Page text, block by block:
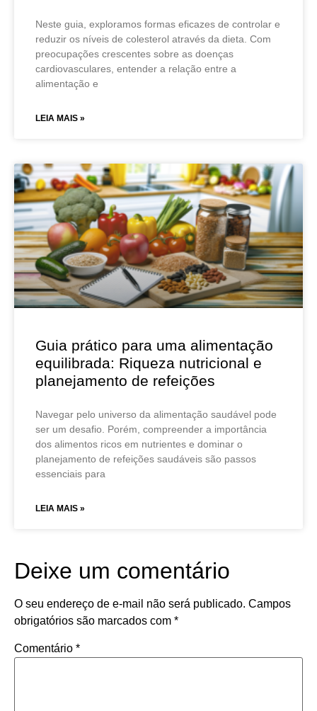
Neste guia, exploramos formas eficazes de controlar e
reduzir os níveis de colesterol através da dieta. Com
preocupações crescentes sobre as doenças
cardiovasculares, entender a relação entre a
alimentação e
LEIA MAIS »
Guia prático para uma alimentação
equilibrada: Riqueza nutricional e
planejamento de refeições
Navegar pelo universo da alimentação saudável pode
ser um desafio. Porém, compreender a importância
dos alimentos ricos em nutrientes e dominar o
planejamento de refeições saudáveis são passos
essenciais para
LEIA MAIS »
Deixe um comentário
O seu endereço de e-mail não será publicado. Campos
obrigatórios são marcados com *
Comentário *